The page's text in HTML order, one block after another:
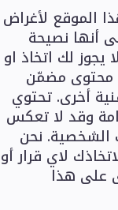
الموقع لأغراض
أنها نصيحة
يجوز لك اتخاذ او
محتوى مضمّن
أخرى. تحتوي
وقد لا تعكس
الشخصية. نحن
لاي قرار أو
على هذا